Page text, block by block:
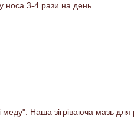
носа 3-4 рази на день.
Наша зігріваюча мазь